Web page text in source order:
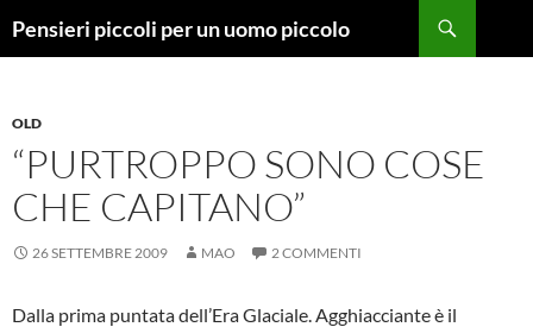
Pensieri piccoli per un uomo piccolo
OLD
“PURTROPPO SONO COSE
CHE CAPITANO”
26 SETTEMBRE 2009 MAO 2 COMMENTI
Dalla prima puntata dell’Era Glaciale. Agghiacciante è il